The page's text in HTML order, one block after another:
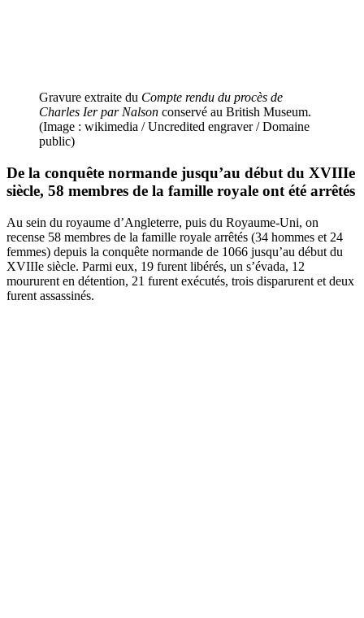
Gravure extraite du Compte rendu du procès de
Charles Ier par Nalson conservé au British Museum.
(Image : wikimedia / Uncredited engraver / Domaine
public)
De la conquête normande jusqu’au début du XVIIIe
siècle, 58 membres de la famille royale ont été arrêtés
Au sein du royaume d’Angleterre, puis du Royaume-Uni, on
recense 58 membres de la famille royale arrêtés (34 hommes et 24
femmes) depuis la conquête normande de 1066 jusqu’au début du
XVIIIe siècle. Parmi eux, 19 furent libérés, un s’évada, 12
moururent en détention, 21 furent exécutés, trois disparurent et deux
furent assassinés.